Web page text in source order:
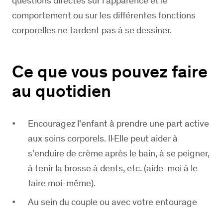
comportement ou sur les différentes fonctions
corporelles ne tardent pas à se dessiner.
Ce que vous pouvez faire
au quotidien
Encouragez l'enfant à prendre une part active
aux soins corporels. Il·Elle peut aider à
s'enduire de crème après le bain, à se peigner,
à tenir la brosse à dents, etc. (aide-moi à le
faire moi-même).
Au sein du couple ou avec votre entourage